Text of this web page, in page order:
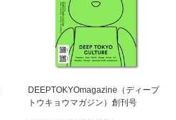
DEEPTOKYOmagazine（ディープ
トウキョウマガジン）創刊号